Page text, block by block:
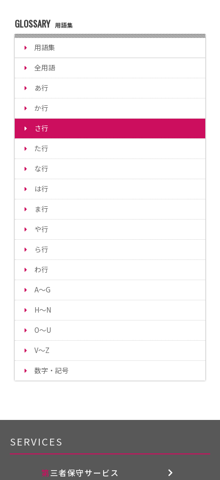
GLOSSARY 用語集
用語集
全用語
あ行
か行
さ行
た行
な行
は行
ま行
や行
ら行
わ行
A～G
H～N
O～U
V～Z
数字・記号
SERVICES
第三者保守サービス